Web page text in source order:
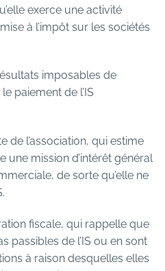
exerce une activité
à l’impôt sur les sociétés
imposables de
paiement de l’IS
de l’association, qui estime
une mission d’intérêt général
de sorte qu’elle ne
fiscale, qui rappelle que
passibles de l’IS ou en sont
à raison desquelles elles